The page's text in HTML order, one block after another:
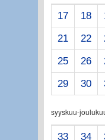
17 18
21
22
25
26
29
30
syyskuu-
33 34